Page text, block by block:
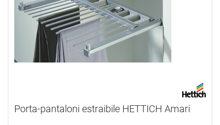
Porta-pantaloni estraibile HETTICH Amari